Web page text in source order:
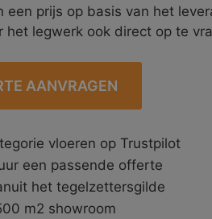
een prijs op basis van het
het legwerk ook direct op te
AANVRAGEN
vloeren op Trustpilot
een passende offerte
het tegelzettersgilde
m2 showroom